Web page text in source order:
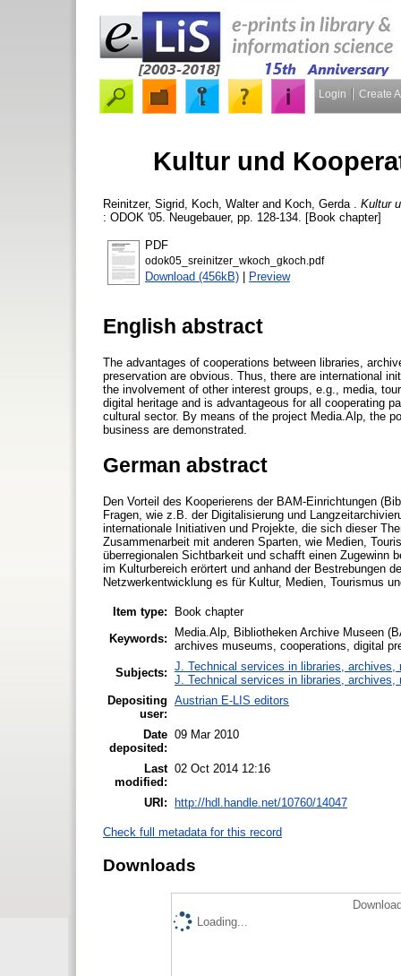
Login Create
Kultur und
Reinitzer, Sigrid Koch, Walterand Koch, Gerda
Kultur
: ODOK '05. Neugebauer, pp. 128-134. [Book chapter]
PDF
odok05_sreinitzer_wkoch_gkoch.pdf
Download (456kB) | Preview
English abstract
The advantages of cooperations between libraries,
preservation are obvious. Thus, there are international
the involvement of other interest groups, e.g., media,
digital heritage and is advantageous for all cooperating
cultural sector. By means of the project Media.Alp, the
business are demonstrated.
German abstract
Den Vorteil des Kooperierens der BAM-Einrichtungen
Fragen, wie z.B. der Digitalisierung und
internationale Initiativen und Projekte, die sich dieser
Zusammenarbeit mit anderen Sparten, wie Medien,
überregionalen Sichtbarkeit und schafft einen Zugewinn
im Kulturbereich erörtert und anhand der Bestrebungen
Netzwerkentwicklung es für Kultur, Medien, Tourismus
Item type:
Book chapter
Keywords:
Media.Alp, Bibliotheken Archive Museen
archives museums, cooperations, digital
Subjects: J. Technical services in libraries, archives,
J. Technical services in libraries, archives,
Depositing
user:
Austrian E-LIS editors
Date
deposited:
09 Mar 2010
Last
modified:
02 Oct 2014 12:16
URI: http://hdl.handle.net/10760/14047
Check full metadata for this record
Downloads
Loading...